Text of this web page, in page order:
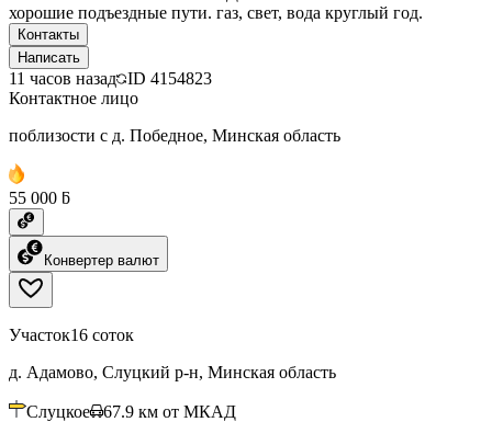
хорошие подъездные пути. газ, свет, вода круглый год.
Контакты
Написать
11 часов назад ID 4154823
Контактное лицо
поблизости с д. Победное, Минская область
55 000 ƃ
Конвертер валют
Участок16 соток
д. Адамово, Слуцкий р-н, Минская область
Слуцкое 67.9 км от МКАД